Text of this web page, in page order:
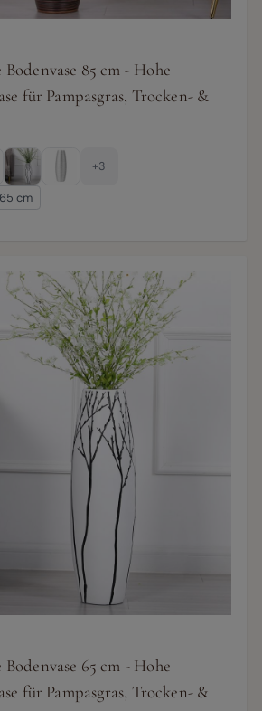
85 cm - Hohe
für Pampasgras, Trocken- &
+3
65 cm
65 cm - Hohe
für Pampasgras, Trocken- &